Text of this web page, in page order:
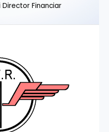
Financiar